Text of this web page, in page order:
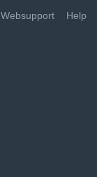
Websupport Help